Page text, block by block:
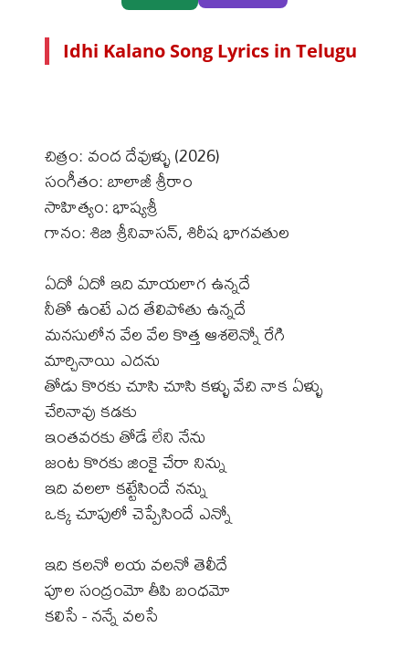
Idhi Kalano Song Lyrics in Telugu
చిత్రం: వంద దేవుళ్ళు (2026)
సంగీతం: బాలాజీ శ్రీరాం
సాహిత్యం: భాష్యశ్రీ
గానం: శిబి శ్రీనివాసన్, శిరీష భాగవతుల
ఏదో ఏదో ఇది మాయలాగ ఉన్నదే
నీతో ఉంటే ఎద తేలిపోతు ఉన్నదే
మనసులోన వేల వేల కొత్త ఆశలెన్నో రేగి
మార్చినాయి ఎదను
తోడు కొరకు చూసి చూసి కళ్ళు వేచి నాక ఏళ్ళు
చేరినావు కడకు
ఇంతవరకు తోడే లేని నేను
జంట కొరకు జింకై చేరా నిన్ను
ఇది వలలా కట్టేసిందే నన్ను
ఒక్క చూపులో చెప్పేసిందే ఎన్నో
ఇది కలనో లయ వలనో తెలీదే
పూల సంద్రంమో తీపి బంధమో
కలిసే - నన్నే వలసే